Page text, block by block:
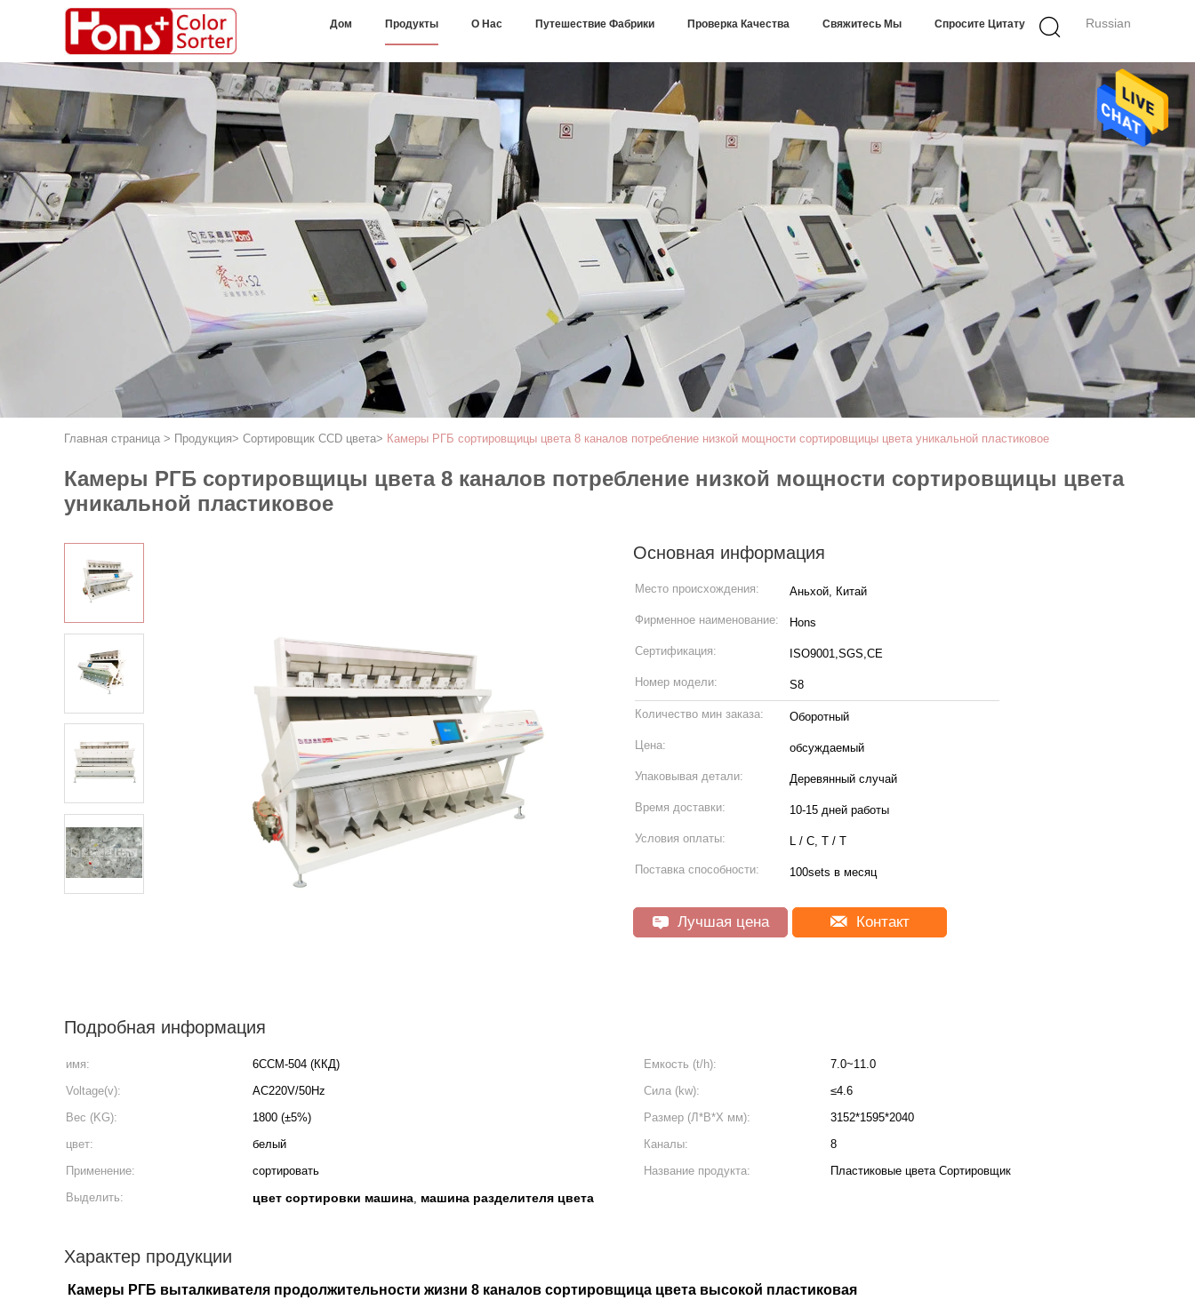
Russian
Дом Продукты О Нас Путешествие Фабрики Проверка Качества Свяжитесь Мы Спросите Цитату
Главная страница > Продукция> Сортировщик CCD цвета> Камеры РГБ сортировщицы цвета 8 каналов потребление низкой мощности сортировщицы цвета уникальной пластиковое
Камеры РГБ сортировщицы цвета 8 каналов потребление низкой мощности сортировщицы цвета
уникальной пластиковое
Основная информация
Место происхождения: Аньхой, Китай
Фирменное наименование: Hons
Сертификация: ISO9001,SGS,CE
Номер модели: S8
Количество мин заказа: Оборотный
Цена: обсуждаемый
Упаковывая детали: Деревянный случай
Время доставки: 10-15 дней работы
Условия оплаты: L / C, T / T
Поставка способности: 100sets в месяц
Лучшая цена Контакт
Подробная информация
имя: 6ССМ-504 (ККД) Емкость (t/h):
7.0~11.0
Voltage(v):
AC220V/50Hz Сила (kw):
≤4.6
Вес (KG):
1800 (±5%) Размер (Л*В*Х мм):
3152*1595*2040
цвет:
белый Каналы:
8
Применение:
сортировать Название продукта:
Пластиковые цвета Сортировщик
Выделить:
цвет сортировки машина, машина разделителя цвета
Характер продукции
Камеры РГБ выталкивателя продолжительности жизни 8 каналов сортировщица цвета высокой пластиковая